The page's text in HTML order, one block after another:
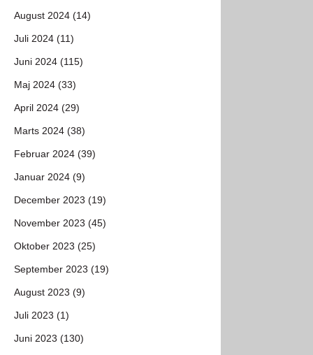
August 2024 (14)
Juli 2024 (11)
Juni 2024 (115)
Maj 2024 (33)
April 2024 (29)
Marts 2024 (38)
Februar 2024 (39)
Januar 2024 (9)
December 2023 (19)
November 2023 (45)
Oktober 2023 (25)
September 2023 (19)
August 2023 (9)
Juli 2023 (1)
Juni 2023 (130)